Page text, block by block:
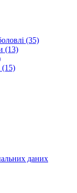
(35)
(13)
(15)
даних